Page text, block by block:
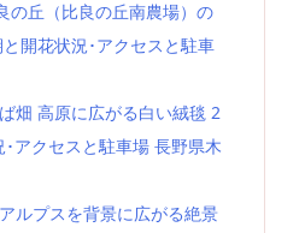
の丘（比良の丘南農場）の
開花状況･アクセスと駐車
畑 高原に広がる白い絨毯 2
アクセスと駐車場 長野県木
ルプスを背景に広がる絶景